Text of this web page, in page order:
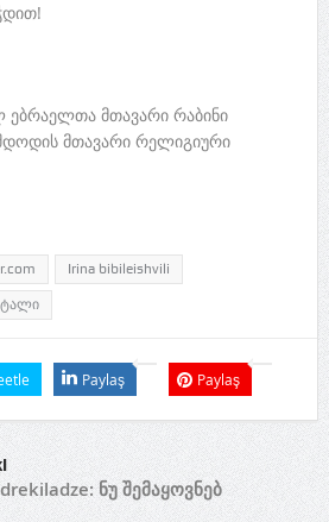
მთავარი რაბინი
მთავარი რელიგიური
Irina bibileishvili
Paylaş Paylaş
ნუ შემაყოვნებ